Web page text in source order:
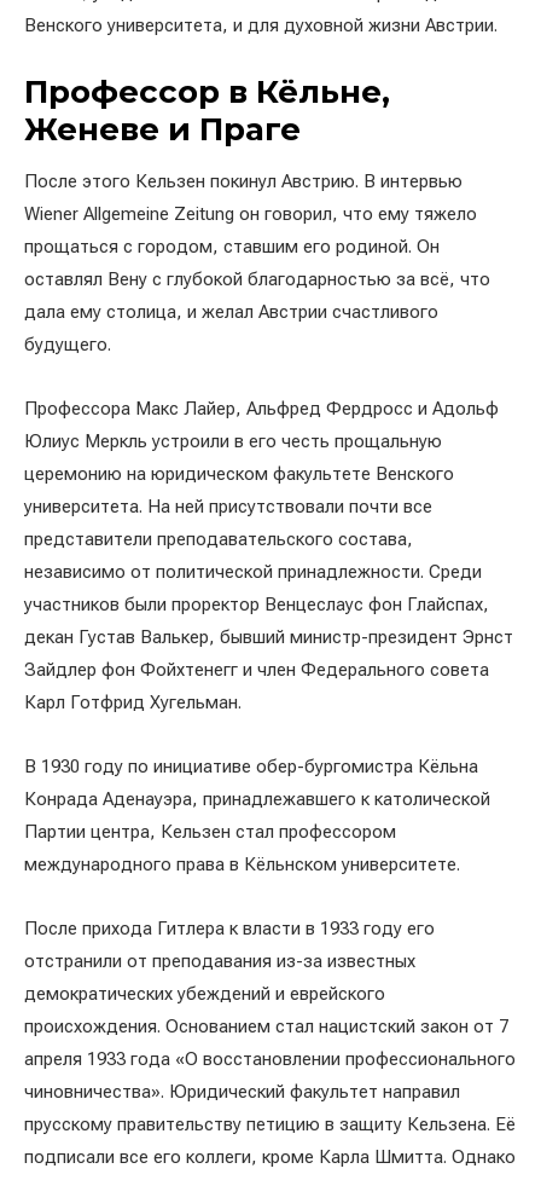
Венского университета, и для духовной жизни Австрии.
Профессор в Кёльне,
Женеве и Праге
После этого Кельзен покинул Австрию. В интервью
Wiener Allgemeine Zeitung он говорил, что ему тяжело
прощаться с городом, ставшим его родиной. Он
оставлял Вену с глубокой благодарностью за всё, что
дала ему столица, и желал Австрии счастливого
будущего.
Профессора Макс Лайер, Альфред Фердросс и Адольф
Юлиус Меркль устроили в его честь прощальную
церемонию на юридическом факультете Венского
университета. На ней присутствовали почти все
представители преподавательского состава,
независимо от политической принадлежности. Среди
участников были проректор Венцеслаус фон Глайспах,
декан Густав Валькер, бывший министр-президент Эрнст
Зайдлер фон Фойхтенегг и член Федерального совета
Карл Готфрид Хугельман.
В 1930 году по инициативе обер-бургомистра Кёльна
Конрада Аденауэра, принадлежавшего к католической
Партии центра, Кельзен стал профессором
международного права в Кёльнском университете.
После прихода Гитлера к власти в 1933 году его
отстранили от преподавания из-за известных
демократических убеждений и еврейского
происхождения. Основанием стал нацистский закон от 7
апреля 1933 года «О восстановлении профессионального
чиновничества». Юридический факультет направил
прусскому правительству петицию в защиту Кельзена. Её
подписали все его коллеги, кроме Карла Шмитта. Однако